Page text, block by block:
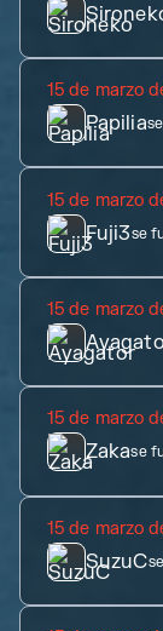
15 de marzo
Papilia
15 de marzo
Fuji3se
15 de marzo
15 de marzo
Zakase
15 de marzo
SuzuC